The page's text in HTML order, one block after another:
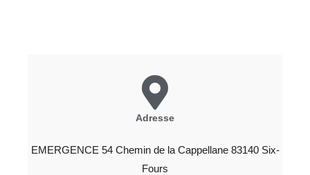
Adresse
EMERGENCE 54 Chemin de la Cappellane 83140 Six-
Fours